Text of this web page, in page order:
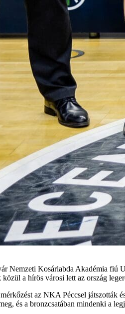
Nemzeti Kosárlabda Akadémia fiú
a hírös városi lett az ország
az NKA Péccsel
és a bronzcsatában mindenki a